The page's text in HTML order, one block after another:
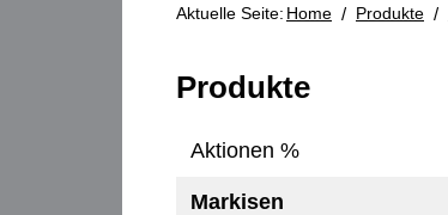
Aktuelle Seite: Home / Produkte /
Produkte
Aktionen %
Markisen